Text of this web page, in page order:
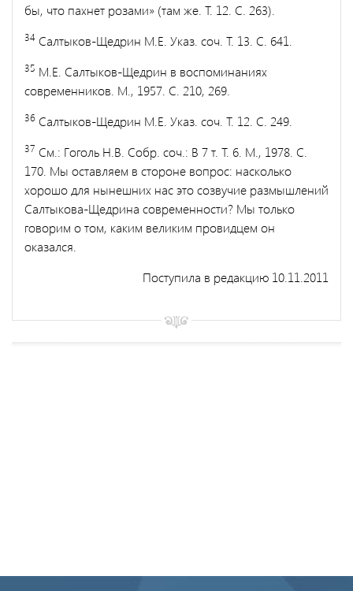
бы, что пахнет розами» (там же. Т. 12. С. 263).
34 Салтыков-Щедрин М.Е. Указ. соч. Т. 13. С. 641.
35 М.Е. Салтыков-Щедрин в воспоминаниях
современников. М., 1957. С. 210, 269.
36 Салтыков-Щедрин М.Е. Указ. соч. Т. 12. С. 249.
37 См.: Гоголь Н.В. Собр. соч.: В 7 т. Т. 6. М., 1978. С.
170. Мы оставляем в сто­роне вопрос: насколько
хорошо для нынешних нас это созвучие размышлений
Салтыкова-Щедрина современности? Мы только
говорим о том, каким великим провидцем он
оказался.
Поступила в редакцию 10.11.2011